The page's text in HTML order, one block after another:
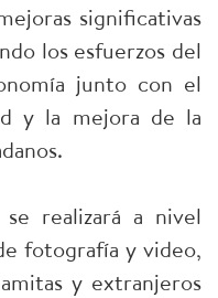
significativas
los esfuerzos del
junto con el
y la mejora de la
realizará a nivel
fotografía y video,
y extranjeros